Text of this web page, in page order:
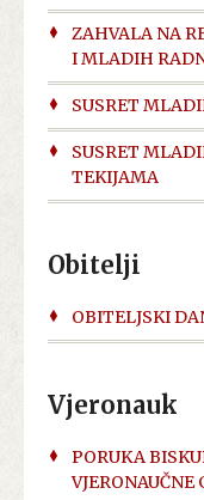
ZAHVALA NA
I MLADIH
SUSRET
SUSRET
TEKIJAMA
Obitelji
OBITELJSKI
Vjeronauk
PORUKA
VJERONAUČNE